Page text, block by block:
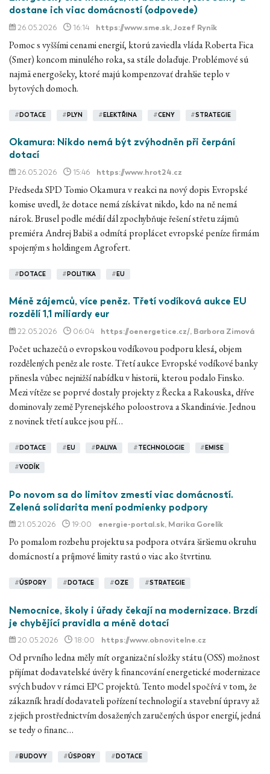
dostane ich viac domácností (odpovede)
26.05.2026 16:14 https://www.sme.sk, Jozef Ryník
Pomoc s vyššími cenami energií, ktorú zaviedla vláda Roberta Fica
(Smer) koncom minulého roka, sa stále dolaďuje. Problémové sú
najmä energošeky, ktoré majú kompenzovať drahšie teplo v
bytových domoch.
# DOTACE # PLYN # ELEKTŘINA #CENY #STRATEGIE
Okamura: Nikdo nemá být zvýhodněn při čerpání
dotací
26.05.2026 15:46 https://www.hrot24.cz
Předseda SPD Tomio Okamura v reakci na nový dopis Evropské
komise uvedl, že dotace nemá získávat nikdo, kdo na ně nemá
nárok. Brusel podle médií dál zpochybňuje řešení střetu zájmů
premiéra Andrej Babiš a odmítá proplácet evropské peníze firmám
spojeným s holdingem Agrofert.
# DOTACE # POLITIKA # EU
Méně zájemců, více peněz. Třetí vodíková aukce EU
rozdělí 1,1 miliardy eur
22.05.2026 06:04 https://oenergetice.cz/, Barbora Zimová
Počet uchazečů o evropskou vodíkovou podporu klesá, objem
rozdělených peněz ale roste. Třetí aukce Evropské vodíkové banky
přinesla vůbec nejnižší nabídku v historii, kterou podalo Finsko.
Mezi vítěze se poprvé dostaly projekty z Řecka a Rakouska, dříve
dominovaly země Pyrenejského poloostrova a Skandinávie. Jednou
z novinek třetí aukce jsou pří…
# DOTACE # EU # PALIVA #TECHNOLOGIE # EMISE
#VODÍK
Po novom sa do limitov zmestí viac domácností.
Zelená solidarita mení podmienky podpory
21.05.2026 19:00 energie-portal.sk, Marika Gorelík
Po pomalom rozbehu projektu sa podpora otvára širšiemu okruhu
domácností a príjmové limity rastú o viac ako štvrtinu.
#ÚSPORY # DOTACE #OZE #STRATEGIE
Nemocnice, školy i úřady čekají na modernizace. Brzdí
je chybějící pravidla a méně dotací
20.05.2026 18:00 https://www.obnovitelne.cz
Od prvního ledna měly mít organizační složky státu (OSS) možnost
přijímat dodavatelské úvěry k financování energetické modernizace
svých budov v rámci EPC projektů. Tento model spočívá v tom, že
zákazník hradí dodavateli pořízení technologií a stavební úpravy až
z jejich prostřednictvím dosažených zaručených úspor energií, jedná
se tedy o financ…
# BUDOVY #ÚSPORY # DOTACE